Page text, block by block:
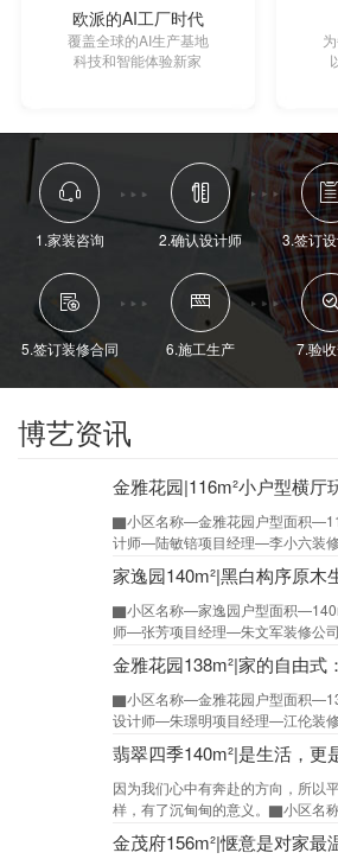
欧派的AI工厂时代
覆盖全球的AI生产基地
科技和智能体验新家
1.家装咨询 2.确认设计师 3.签订
5.签订装修合同 6.施工生产 7.验
博艺资讯
金雅花园|116m²小户型横厅
▇小区名称—金雅花园户型面积
计师—陆敏锫项目经理—李小六装
尚美学为核心，打破面积的束缚，通
▇小区名称—家逸园户型面积
师—张芳项目经理—朱文军装修公
遇见温润的原木，当一个家需要承载
金雅花园138m²|家的自由式
▇小区名称—金雅花园户型面积
设计师—朱璟明项目经理—江伦装
关造型，避免开门见厅，形成空间层
翡翠四季140m²|是生活，更
因为我们心中有奔赴的方向，所以
样，有了沉甸甸的意义。▇小区名
140m²装修风格—现代风设计师—陆
金茂府156m²|惬意是对家最